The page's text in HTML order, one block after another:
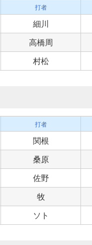
打者
細川
高橋周
村松
打者
関根
桑原
佐野
牧
ソト